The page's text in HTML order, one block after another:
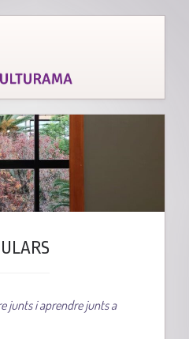
junts i aprendre junts a